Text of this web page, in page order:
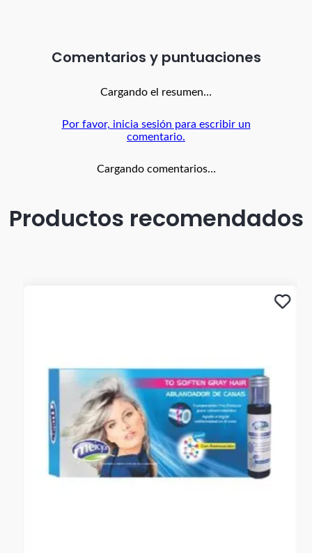
Comentarios
Cargando el resumen…
Por favor, inicia sesión para escribir un
comentario.
Cargando comentarios…
Productos recomendados